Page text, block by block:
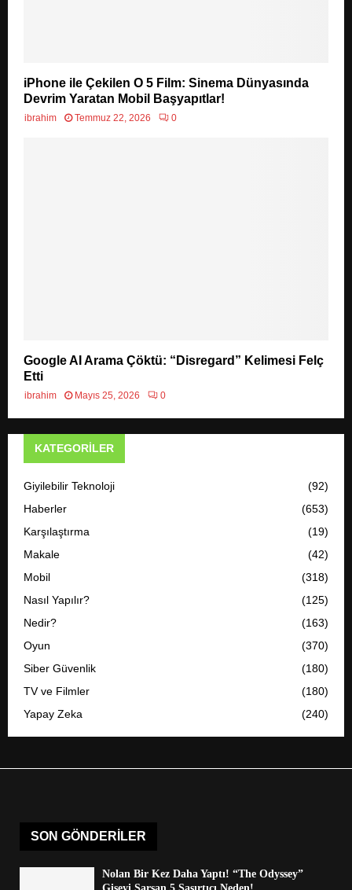
iPhone ile Çekilen O 5 Film: Sinema Dünyasında
Devrim Yaratan Mobil Başyapıtlar!
ibrahim Temmuz 22, 2026 0
Google AI Arama Çöktü: “Disregard” Kelimesi Felç
Etti
ibrahim Mayıs 25, 2026 0
KATEGORILER
Giyilebilir Teknoloji
(92)
Haberler
(653)
Karşılaştırma
(19)
Makale
(42)
Mobil
(318)
Nasıl Yapılır?
(125)
Nedir?
(163)
Oyun
(370)
Siber Güvenlik
(180)
TV ve Filmler
(180)
Yapay Zeka
(240)
SON GÖNDERILER
Nolan Bir Kez Daha Yaptı! “The Odyssey”